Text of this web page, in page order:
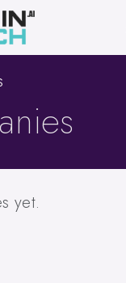
yet.